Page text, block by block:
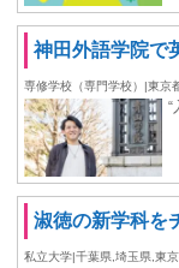
神田外語学院で
専修学校（専門学校）|東京
“
淑徳の新学科を
私立大学|千葉県,埼玉県,東